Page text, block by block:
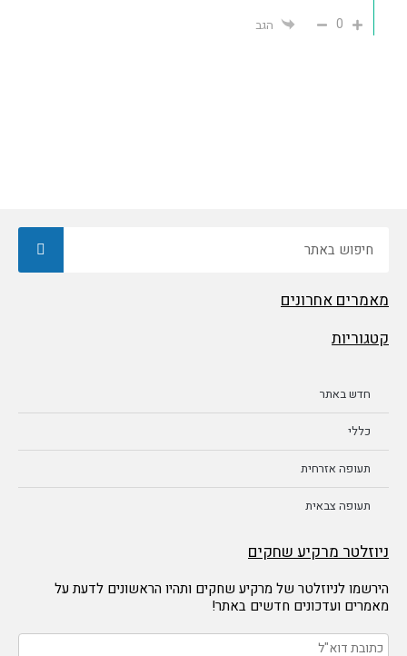
0
הגב
מאמרים אחרונים
קטגוריות
חדש באתר
כללי
תעופה אזרחית
תעופה צבאית
ניוזלטר מרקיע שחקים
הירשמו לניוזלטר של מרקיע שחקים ותהיו הראשונים לדעת על
מאמרים ועדכונים חדשים באתר!